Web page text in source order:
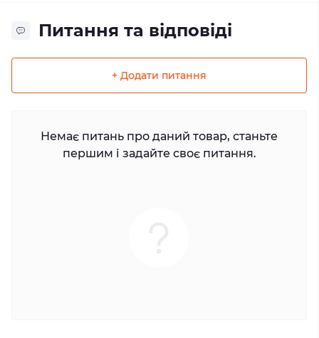
Питання та відповіді
+ Додати питання
Немає питань про даний товар, станьте
першим і задайте своє питання.